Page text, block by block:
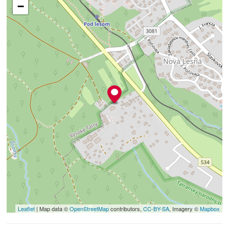
📞 Pre viac informácií alebo obhliadku nás neváhajte kontaktovať na
tel.č.: 0915 900 150 / 0917 895 461
Cena je konečná, zahŕňa províziu RK, vypracovanie kompletnej
zmluvnej dokumentácie v advokátskej kancelárií, poplatok pri
podaní návrhu na vklad vlastníckeho práva a poplatky spojené s
úradným overením podpisov na zmluvách.
POPRADSKÁ REALITNÁ SPOLOČNOSŤ ® je členom Realitnej únie
Slovenskej Republiky a riadi sa Realitným kódexom vydaným
Realitnou úniou.
© Text a fotografie sú autorským dielom a majetkom Popradskej
Realitnej Spoločnosti s.r.o.®
−
Leaflet| Map data ©OpenStreetMapcontributors,CC-BY-SA, Imagery ©Mapbox